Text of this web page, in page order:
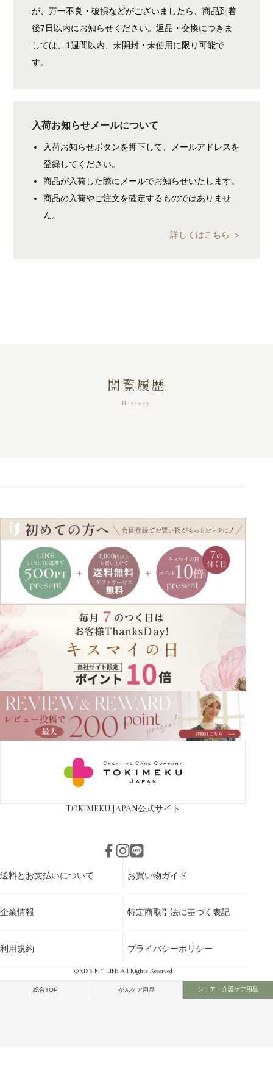
が、万一不良・破損などがございましたら、商品到着
後7日以内にお知らせください。返品・交換につきま
しては、1週間以内、未開封・未使用に限り可能で
す。
入荷お知らせメールについて
入荷お知らせボタンを押下して、メールアドレスを
登録してください。
商品が入荷した際にメールでお知らせいたします。
商品の入荷やご注文を確定するものではありませ
ん。
詳しくはこちら
閲覧履歴
History
TOKIMEKU JAPAN公式サイト
©KISS MY LIFE All Rights Reserved
送料とお支払いについて お買い物ガイド
企業情報 特定商取引法に基づく表記
利用規約 プライバシーポリシー
総合TOP がんケア用品 シニア・介護ケア用品